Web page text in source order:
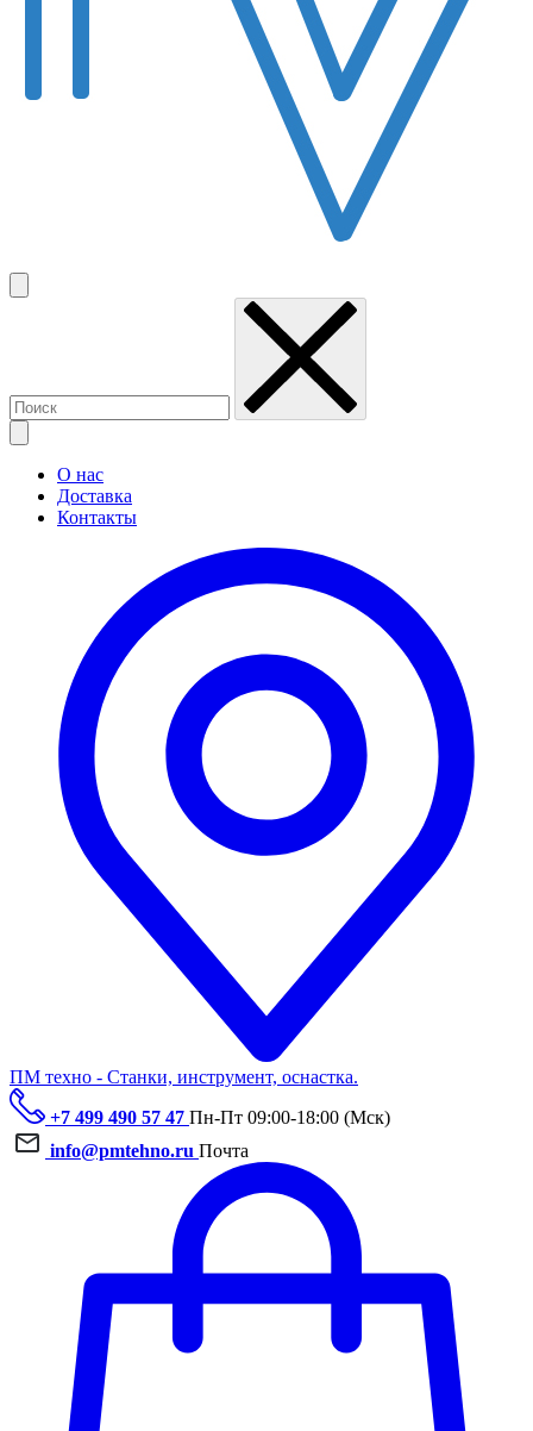
О нас
Доставка
Контакты
ПМ техно - Станки, инструмент, оснастка.
+7 499 490 57 47 Пн-Пт 09:00-18:00 (Мск)
info@pmtehno.ru Почта